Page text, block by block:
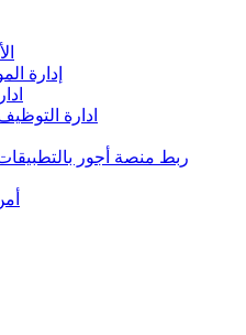
إدارة
ادارة
ربط منصة أجور